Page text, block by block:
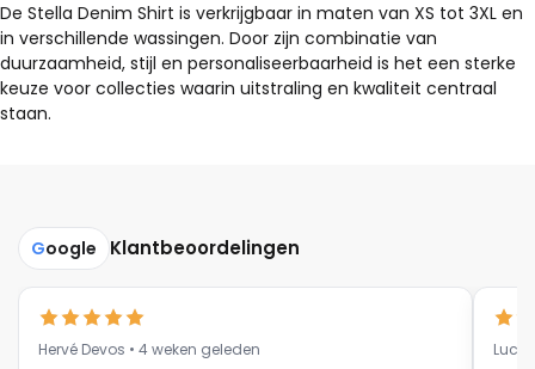
De Stella Denim Shirt is verkrijgbaar in maten van XS tot 3XL en
in verschillende wassingen. Door zijn combinatie van
duurzaamheid, stijl en personaliseerbaarheid is het een sterke
keuze voor collecties waarin uitstraling en kwaliteit centraal
staan.
Google Klantbeoordelingen
Hervé Devos • 4 weken geleden Luc